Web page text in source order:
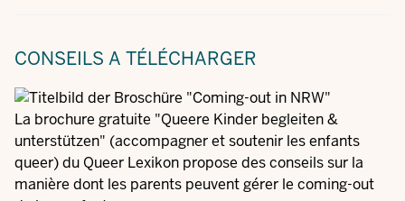
CONSEILS A TÉLÉCHARGER
La brochure gratuite "Queere Kinder begleiten &
unterstützen" (accompagner et soutenir les enfants
queer) du Queer Lexikon propose des conseils sur la
manière dont les parents peuvent gérer le coming-out